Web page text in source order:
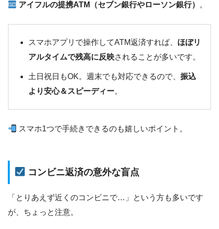
アイフルの提携ATM（セブン銀行やローソン銀行）
。
スマホアプリで操作してATM返済すれば、 ほぼリ
アルタイムで残高に反映されることが多いです。
土日祝日もOK。週末でも対応できるので、 振込
より安心＆スピーディー。
スマホ1つで手続きできるのも嬉しいポイント。
コンビニ返済の意外な盲点
「とりあえず近くのコンビニで…」という方も多いです
が、ちょっと注意。